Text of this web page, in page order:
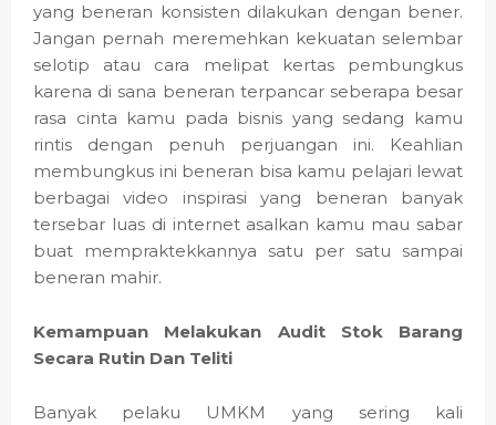
yang beneran konsisten dilakukan dengan bener.
Jangan pernah meremehkan kekuatan selembar
selotip atau cara melipat kertas pembungkus
karena di sana beneran terpancar seberapa besar
rasa cinta kamu pada bisnis yang sedang kamu
rintis dengan penuh perjuangan ini. Keahlian
membungkus ini beneran bisa kamu pelajari lewat
berbagai video inspirasi yang beneran banyak
tersebar luas di internet asalkan kamu mau sabar
buat mempraktekkannya satu per satu sampai
beneran mahir.
Kemampuan Melakukan Audit Stok Barang
Secara Rutin Dan Teliti
Banyak pelaku UMKM yang sering kali